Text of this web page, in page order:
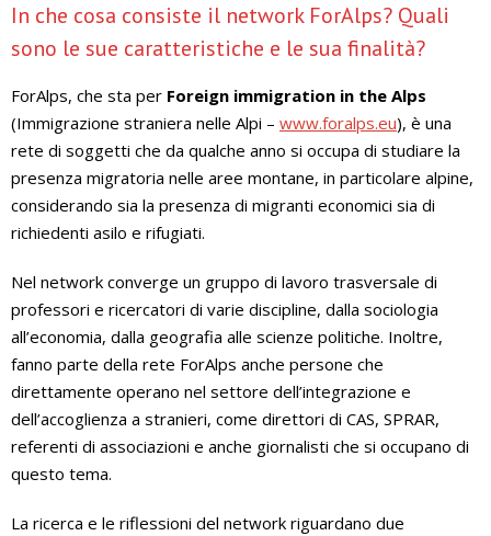
In che cosa consiste il network ForAlps? Quali
sono le sue caratteristiche e le sua finalità?
ForAlps, che sta per Foreign immigration in the Alps
(Immigrazione straniera nelle Alpi – www.foralps.eu), è una
rete di soggetti che da qualche anno si occupa di studiare la
presenza migratoria nelle aree montane, in particolare alpine,
considerando sia la presenza di migranti economici sia di
richiedenti asilo e rifugiati.
Nel network converge un gruppo di lavoro trasversale di
professori e ricercatori di varie discipline, dalla sociologia
all’economia, dalla geografia alle scienze politiche. Inoltre,
fanno parte della rete ForAlps anche persone che
direttamente operano nel settore dell’integrazione e
dell’accoglienza a stranieri, come direttori di CAS, SPRAR,
referenti di associazioni e anche giornalisti che si occupano di
questo tema.
La ricerca e le riflessioni del network riguardano due